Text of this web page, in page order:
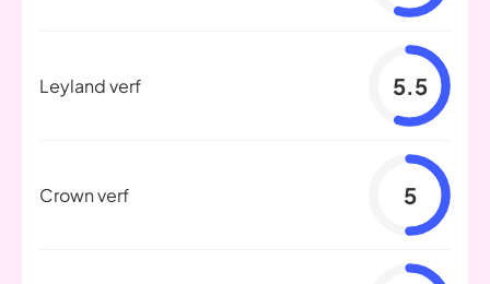
Leyland verf 5.5
Crown verf 5